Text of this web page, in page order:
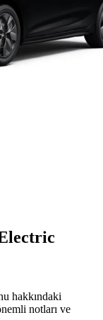
hakkındaki
notları ve